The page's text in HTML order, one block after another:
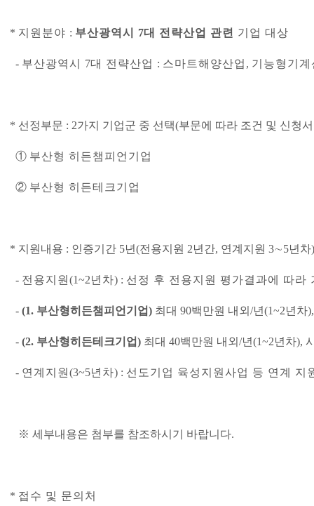
* 지원분야 : 부산광역시 7대 전략산업 관련 기업 대상
- 부산광역시 7대 전략산업 : 스마트해양산업 , 기능형기계
* 선정부문 : 2가지 기업군 중 선택(부문에 따라 조건 및 신청
① 부산형 히든챔피언기업
② 부산형 히든테크기업
* 지원내용 : 인증기간 5년(전용지원 2년간, 연계지원 3∼5년차)
- 전용지원 (1~2년차) : 선정 후 전용지원 평가결과에 따라
- (1. 부산형히든챔피언기업) 최대 90백만원 내외 /년(1~2년차
- (2. 부산형히든테크기업) 최대 40백만원 내외 /년(1~2년차),
- 연계지원 (3~5년차) : 선도기업 육성지원사업 등 연계 지
※ 세부내용은 첨부를 참조하시기 바랍니다.
* 접수 및 문의처